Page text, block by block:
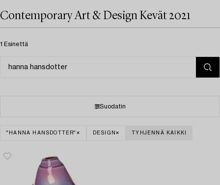
Contemporary Art & Design Kevät 2021
1 Esinettä
Suodatin
"HANNA HANSDOTTER" DESIGN TYHJENNÄ KAIKKI